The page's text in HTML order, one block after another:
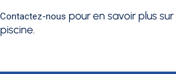
Contactez-nous pour en savoir plus
piscine.